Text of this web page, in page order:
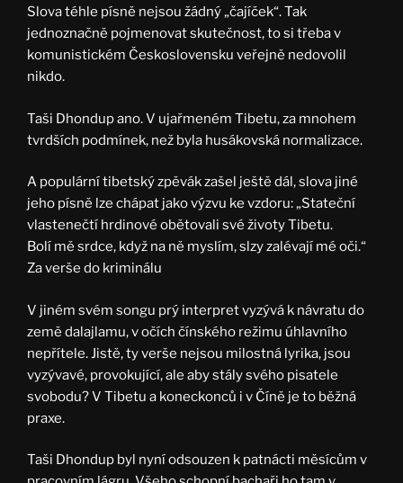
Slova téhle písně nejsou žádný „čajíček“. Tak
jednoznačně pojmenovat skutečnost, to si třeba v
komunistickém Československu veřejně nedovolil
nikdo.
Taši Dhondup ano. V ujařmeném Tibetu, za mnohem
tvrdších podmínek, než byla husákovská normalizace.
A populární tibetský zpěvák zašel ještě dál, slova jiné
jeho písně lze chápat jako výzvu ke vzdoru: „Stateční
vlastenečtí hrdinové obětovali své životy Tibetu.
Bolí mě srdce, když na ně myslím, slzy zalévají mé oči.“
Za verše do kriminálu
V jiném svém songu prý interpret vyzývá k návratu do
země dalajlamu, v očích čínského režimu úhlavního
nepřítele. Jistě, ty verše nejsou milostná lyrika, jsou
vyzývavé, provokující, ale aby stály svého pisatele
svobodu? V Tibetu a koneckonců i v Číně je to běžná
praxe.
Taši Dhondup byl nyní odsouzen k patnácti měsícům v